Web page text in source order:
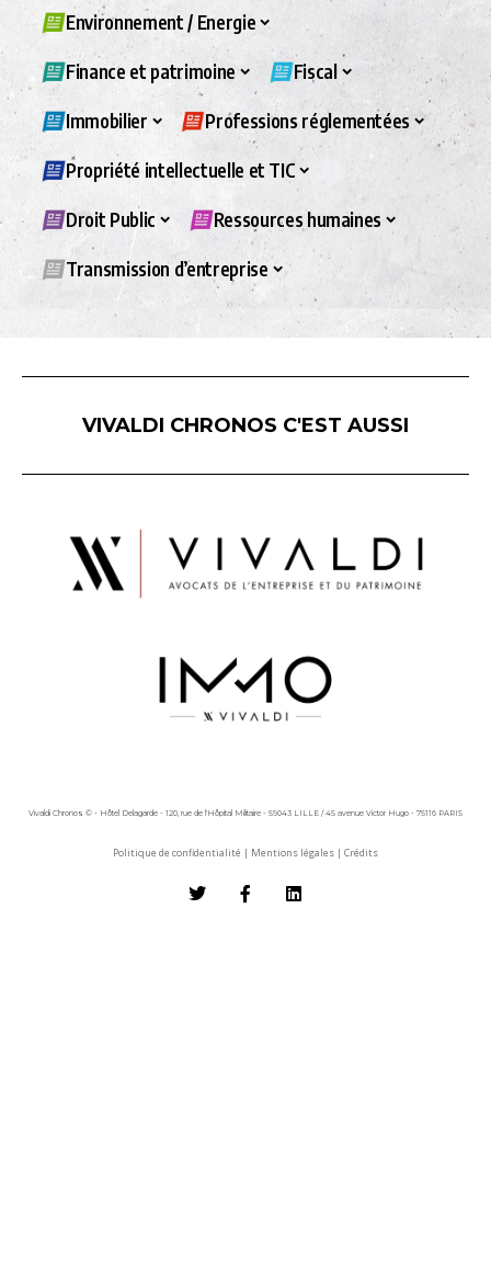
Environnement / Energie
Finance et patrimoine Fiscal
Immobilier Professions réglementées
Propriété intellectuelle et TIC
Droit Public Ressources humaines
Transmission d’entreprise
VIVALDI CHRONOS C'EST AUSSI
Vivaldi Chronos © - Hôtel Delagarde - 120, rue de l'Hôpital Militaire - 59043 LILLE / 45 avenue Victor Hugo - 75116 PARIS
Politique de confidentialité | Mentions légales | Crédits